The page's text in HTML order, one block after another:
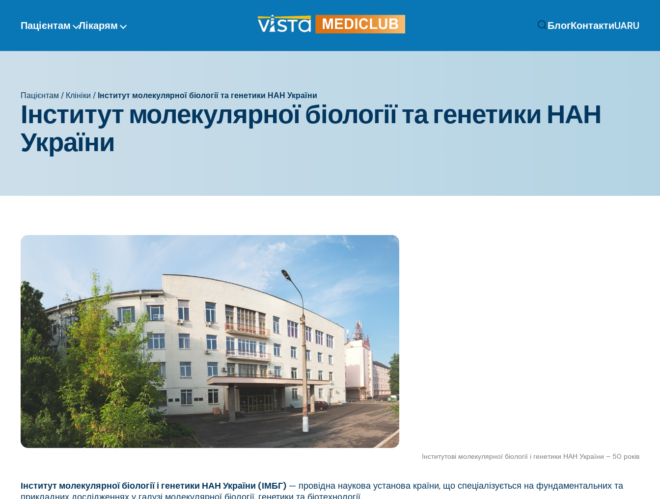
змістуПацієнтам Лікарям БлогКонтактиUARU
Пацієнтам / Клініки / Інститут молекулярної біології та генетики НАН України
Інститут молекулярної біології та генетики НАН
України
Інститутові молекулярної біології і генетики НАН України – 50 років
Інститут молекулярної біології і генетики НАН України (ІМБГ) — провідна наукова установа країни, що спеціалізується на фундаментальних та